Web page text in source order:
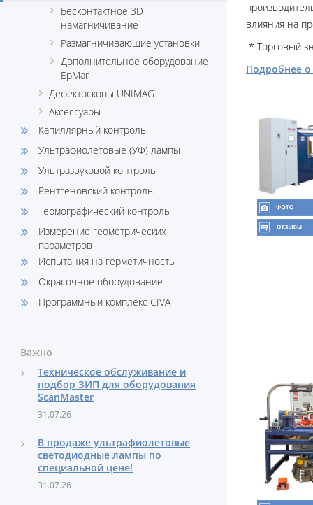
Бесконтактное 3D
намагничивание
Размагничивающие установки
Дополнительное оборудование
ЕрМаг
Дефектоскопы UNIMAG
Аксессуары
Капиллярный контроль
Ультрафиолетовые (УФ) лампы
Ультразвуковой контроль
Рентгеновский контроль
Термографический контроль
Измерение геометрических
параметров
Испытания на герметичность
Окрасочное оборудование
Программный комплекс CIVA
Важно
Техническое обслуживание и
подбор ЗИП для оборудования
ScanMaster
31.07.26
В продаже ультрафиолетовые
светодиодные лампы по
специальной цене!
31.07.26
влияния на
* Торговый
Подробнее